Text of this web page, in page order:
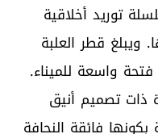
سلسلة توريد أخلاقية
قطر العلبة
فتحة واسعة للميناء.
ذات تصميم أنيق
فائقة النحافة